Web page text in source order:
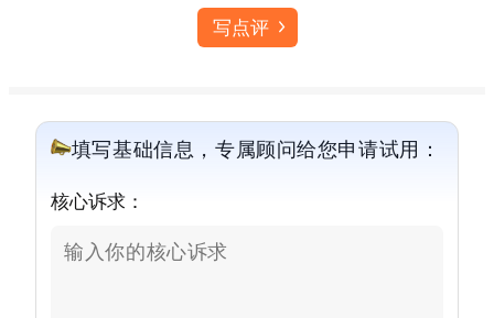
写点评
填写基础信息，专属顾问给您申请试用：
核心诉求：